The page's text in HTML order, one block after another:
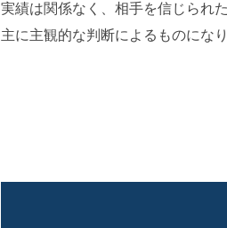
実績は関係なく、相手を信じられ
主に主観的な判断によるものになり